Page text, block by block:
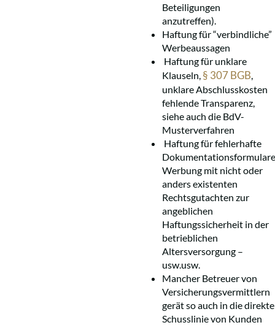
Beteiligungen
anzutreffen).
Haftung für “verbindliche”
Werbeaussagen
Haftung für unklare
Klauseln, § 307 BGB,
unklare Abschlusskosten
fehlende Transparenz,
siehe auch die BdV-
Musterverfahren
Haftung für fehlerhafte
Dokumentationsformulare
Werbung mit nicht oder
anders existenten
Rechtsgutachten zur
angeblichen
Haftungssicherheit in der
betrieblichen
Altersversorgung –
usw.usw.
Mancher Betreuer von
Versicherungsvermittlern
gerät so auch in die direkte
Schusslinie von Kunden